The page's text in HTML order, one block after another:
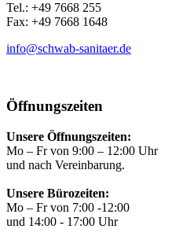
Tel.: +49 7668 255
Fax: +49 7668 1648
info@schwab-sanitaer.de
Öffnungszeiten
Unsere Öffnungszeiten:
Mo – Fr von 9:00 – 12:00 Uhr
und nach Vereinbarung.
Unsere Bürozeiten:
Mo – Fr von 7:00 -12:00
und 14:00 - 17:00 Uhr